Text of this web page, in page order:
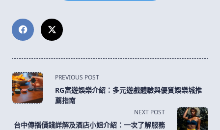
<span
class="nav-
subtitle
reader-
PREVIOUS POST
RG富遊娛樂介紹：多元遊戲體驗與優質娛樂城推
薦指南
NEXT POST
台中傳播價錢詳解及酒店小姐介紹：一次了解服務